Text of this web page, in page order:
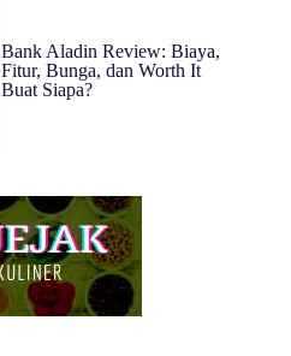
Bank Aladin Review: Biaya,
Fitur, Bunga, dan Worth It
Buat Siapa?